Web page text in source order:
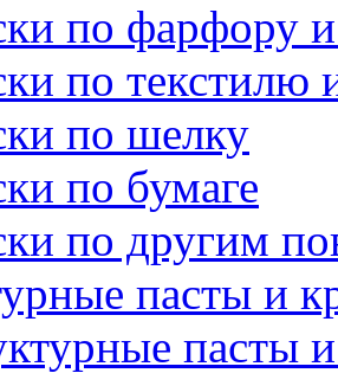
по фарфору
по текстилю
по шелку
по бумаге
по другим
пасты и
пасты